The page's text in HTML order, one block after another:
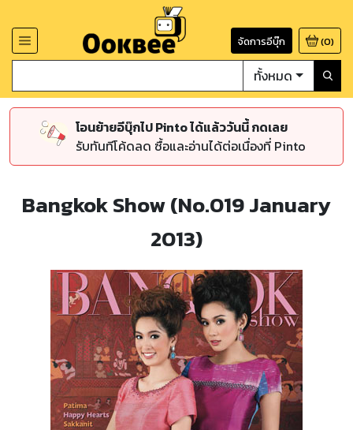
จัดการอีบุ๊ก (0)
ทั้งหมด
โอนย้ายอีบุ๊กไป Pinto ได้แล้ววันนี้ กดเลย
รับทันทีโค้ดลด ซื้อและอ่านได้ต่อเนื่องที่ Pinto
Bangkok Show (No.019 January
2013)